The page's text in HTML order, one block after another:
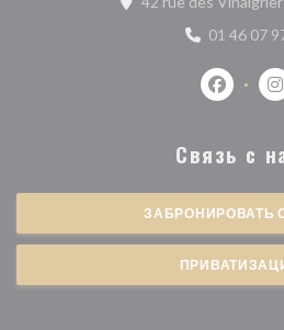
01 46 07
Связь с
ЗАБРОНИРОВАТЬ